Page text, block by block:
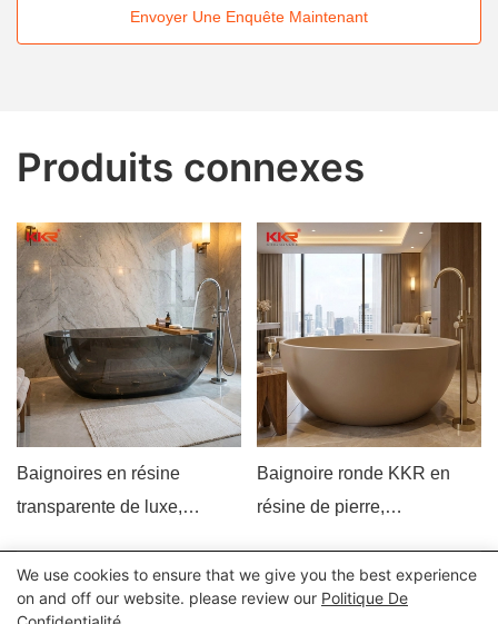
Envoyer Une Enquête Maintenant
Produits connexes
Baignoires en résine
transparente de luxe,
transparente pour hôtels et
villas
Baignoire ronde KKR en
résine de pierre,
moderne et luxueux,
profonde et circulaire, beige
Tous droits réservés © 2024 Kingkonree International China
We use cookies to ensure that we give you the best experience
on and off our website. please review our Politique De